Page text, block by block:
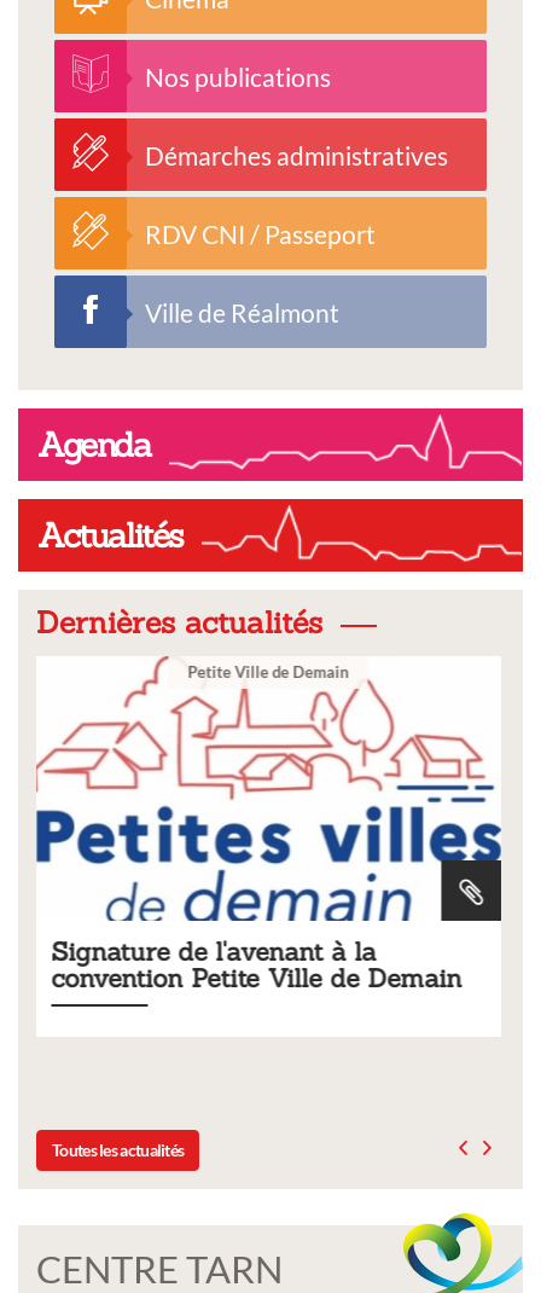
Nos publications
Démarches administratives
RDV CNI / Passeport
Ville de Réalmont
Agenda
Actualités
Dernières actualités
Tarifs 2026 des services
municipaux
Toutes les actualités
CENTRE TARN